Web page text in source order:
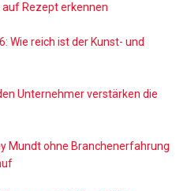
Rezept erkennen
Wie reich ist der Kunst- und
Unternehmer verstärken die
Mundt ohne Branchenerfahrung